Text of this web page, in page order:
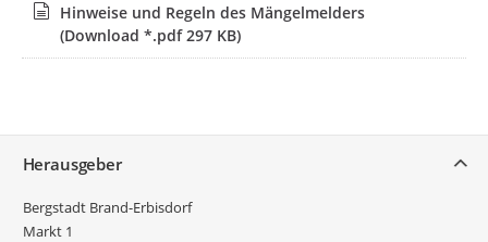
Hinweise und Regeln des Mängelmelders
(Download *.pdf 297 KB)
Herausgeber
Bergstadt Brand-Erbisdorf
Markt 1